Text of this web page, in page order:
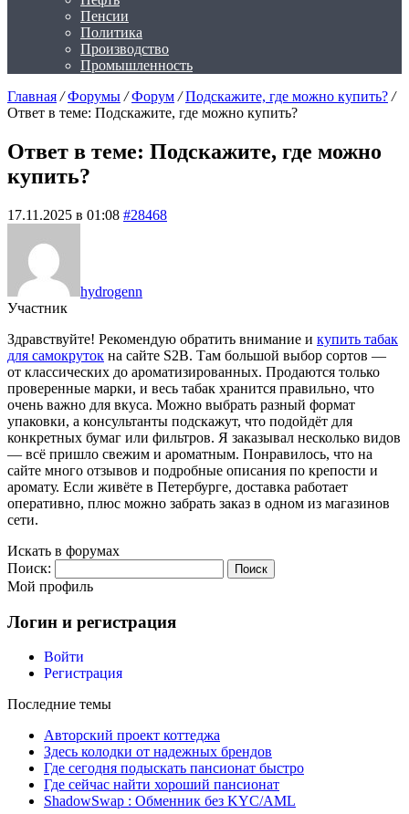
Пенсии
Политика
Производство
Промышленность
Главная / Форумы / Форум / Подскажите, где можно купить? /
Ответ в теме: Подскажите, где можно купить?
Ответ в теме: Подскажите, где можно
купить?
17.11.2025 в 01:08 #28468
hydrogenn
Участник
Здравствуйте! Рекомендую обратить внимание и купить табак
для самокруток на сайте S2B. Там большой выбор сортов —
от классических до ароматизированных. Продаются только
проверенные марки, и весь табак хранится правильно, что
очень важно для вкуса. Можно выбрать разный формат
упаковки, а консультанты подскажут, что подойдёт для
конкретных бумаг или фильтров. Я заказывал несколько видов
— всё пришло свежим и ароматным. Понравилось, что на
сайте много отзывов и подробные описания по крепости и
аромату. Если живёте в Петербурге, доставка работает
оперативно, плюс можно забрать заказ в одном из магазинов
сети.
Искать в форумах
Поиск:
Мой профиль
Логин и регистрация
Войти
Регистрация
Последние темы
Авторский проект коттеджа
Здесь колодки от надежных брендов
Где сегодня подыскать пансионат быстро
Где сейчас найти хороший пансионат
ShadowSwap : Обменник без KYC/AML